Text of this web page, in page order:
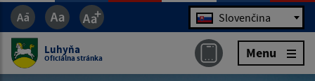
Jazyk Slovenčina
Luhyňa
Oficiálna stránka Menu